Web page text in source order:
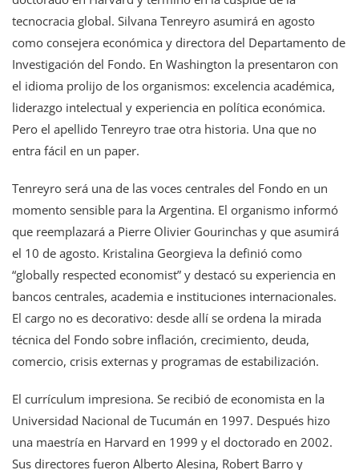
tecnocracia global. Silvana Tenreyro asumirá en agosto
como consejera económica y directora del Departamento de
Investigación del Fondo. En Washington la presentaron con
el idioma prolijo de los organismos: excelencia académica,
liderazgo intelectual y experiencia en política económica.
Pero el apellido Tenreyro trae otra historia. Una que no
entra fácil en un paper.
Tenreyro será una de las voces centrales del Fondo en un
momento sensible para la Argentina. El organismo informó
que reemplazará a Pierre Olivier Gourinchas y que asumirá
el 10 de agosto. Kristalina Georgieva la definió como
“globally respected economist” y destacó su experiencia en
bancos centrales, academia e instituciones internacionales.
El cargo no es decorativo: desde allí se ordena la mirada
técnica del Fondo sobre inflación, crecimiento, deuda,
comercio, crisis externas y programas de estabilización.
El currículum impresiona. Se recibió de economista en la
Universidad Nacional de Tucumán en 1997. Después hizo
una maestría en Harvard en 1999 y el doctorado en 2002.
Sus directores fueron Alberto Alesina, Robert Barro y